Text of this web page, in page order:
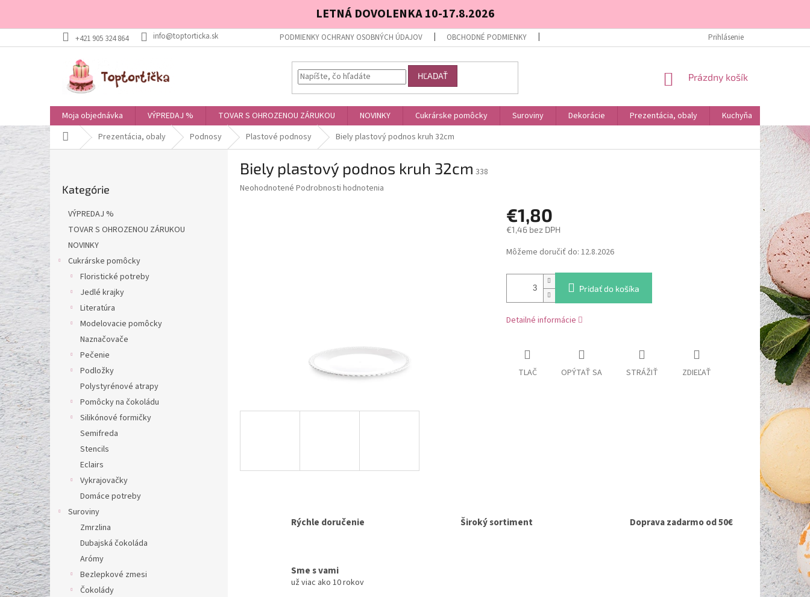
LETNÁ DOVOLENKA 10-17.8.2026
na
+421 905 324 864 PODMIENKY OCHRANY OSOBNÝCH ÚDAJOV OBCHODNÉ PODMIENKY ÚVOD
Prihlásenie
HĽADAŤ
NÁKUPNÝ
Prázdny košík
Moja objednávka VÝPREDAJ % TOVAR S OHROZENOU ZÁRUKOU NOVINKY Cukrárske pomôcky Suroviny Dekorácie Prezentácia, obaly Kuchyňa
DomovPrezentácia, obaly Podnosy Plastové podnosy Biely plastový podnos kruh 32cm
o
ý
e
kategórie
Kategórie
VÝPREDAJ %
TOVAR S OHROZENOU ZÁRUKOU
NOVINKY
Cukrárske pomôcky
Floristické potreby
Jedlé krajky
Literatúra
Modelovacie pomôcky
Naznačovače
Pečenie
Podložky
Polystyrénové atrapy
Pomôcky na čokoládu
Silikónové formičky
Semifreda
Stencils
Eclairs
Vykrajovačky
Domáce potreby
Suroviny
Zmrzlina
Dubajská čokoláda
Arómy
Bezlepkové zmesi
Čokolády
Biely plastový podnos kruh 32cm 338
Priemerné
Neohodnotené Podrobnosti hodnotenia
€1,80
€1,46 bez DPH
Jednotková
cena:
Môžeme doručiť do: 12.8.2026
Pridať do košíka
Detailné informácie
TLAČ OPÝTAŤ SA STRÁŽIŤ ZDIEĽAŤ
Rýchle doručenie Široký sortiment Doprava zadarmo od 50€
Sme s vami
už viac ako 10 rokov